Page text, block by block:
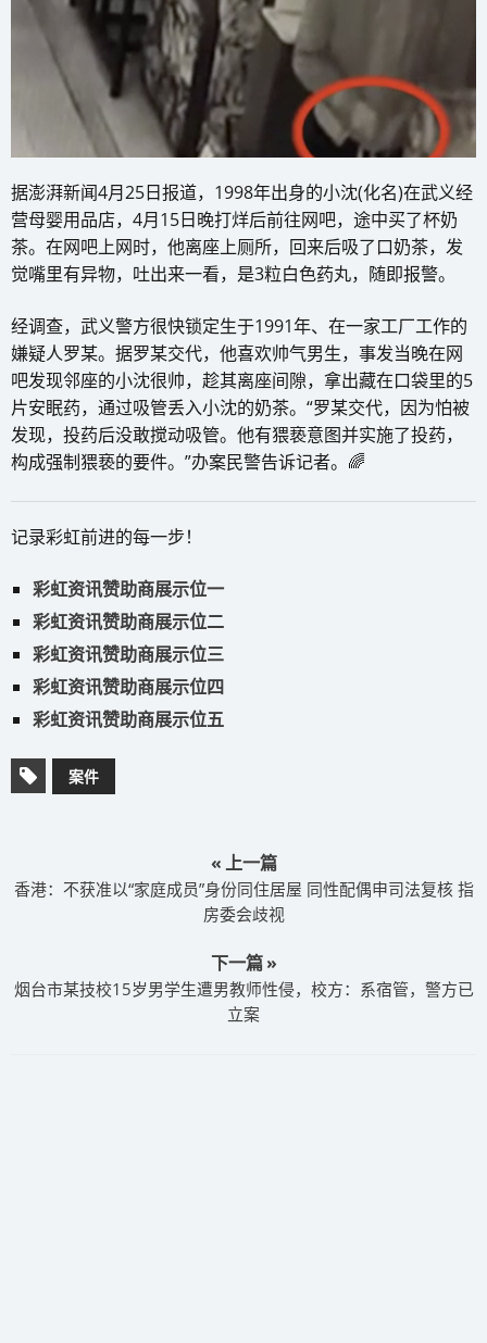
据澎湃新闻4月25日报道，1998年出身的小沈(化名)在武义经
营母婴用品店，4月15日晚打烊后前往网吧，途中买了杯奶
茶。在网吧上网时，他离座上厕所，回来后吸了口奶茶，发
觉嘴里有异物，吐出来一看，是3粒白色药丸，随即报警。
经调查，武义警方很快锁定生于1991年、在一家工厂工作的
嫌疑人罗某。据罗某交代，他喜欢帅气男生，事发当晚在网
吧发现邻座的小沈很帅，趁其离座间隙，拿出藏在口袋里的5
片安眠药，通过吸管丢入小沈的奶茶。“罗某交代，因为怕被
发现，投药后没敢搅动吸管。他有猥亵意图并实施了投药，
构成强制猥亵的要件。”办案民警告诉记者。🌈
记录彩虹前进的每一步！
彩虹资讯赞助商展示位一
彩虹资讯赞助商展示位二
彩虹资讯赞助商展示位三
彩虹资讯赞助商展示位四
彩虹资讯赞助商展示位五
案件
« 上一篇
香港：不获准以“家庭成员”身份同住居屋 同性配偶申司法复核 指
房委会歧视
下一篇 »
烟台市某技校15岁男学生遭男教师性侵，校方：系宿管，警方已
立案